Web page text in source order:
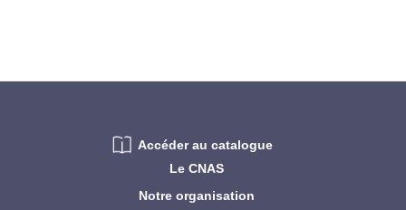
Le CNAS
Notre organisation
Accéder au catalogue